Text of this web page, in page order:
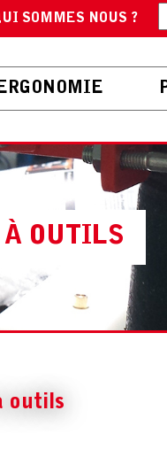
SOMMES NOUS ?
OUTILS
outils